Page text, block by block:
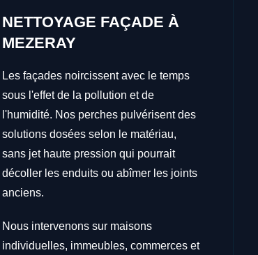
NETTOYAGE FAÇADE À
MEZERAY
Les façades noircissent avec le temps
sous l'effet de la pollution et de
l'humidité. Nos perches pulvérisent des
solutions dosées selon le matériau,
sans jet haute pression qui pourrait
décoller les enduits ou abîmer les joints
anciens.
Nous intervenons sur maisons
individuelles, immeubles, commerces et